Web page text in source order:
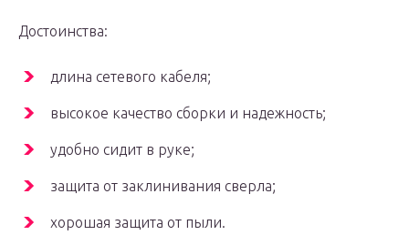
Достоинства:
длина сетевого кабеля;
высокое качество сборки и надежность;
удобно сидит в руке;
защита от заклинивания сверла;
хорошая защита от пыли.